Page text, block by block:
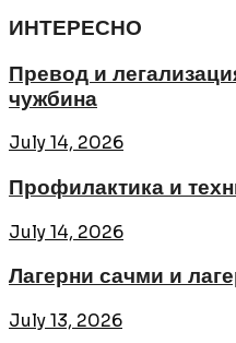
ИНТЕРЕСНО
Превод и
чужбина
July 14, 2026
Профилактика и
July 14, 2026
Лагерни сачми и
July 13, 2026